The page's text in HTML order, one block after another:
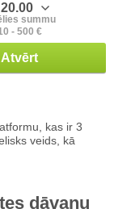
summu
- 500 €
Atvērt
kas ir 3
veids, kā
dāvanu